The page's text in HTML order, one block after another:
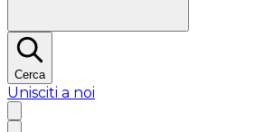
Cerca
Unisciti a noi